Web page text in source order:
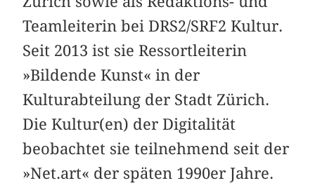
Teamleiterin bei DRS2/SRF2 Kultur.
Seit 2013 ist sie Ressortleiterin
»Bildende Kunst« in der
Kulturabteilung der Stadt Zürich.
Die Kultur(en) der Digitalität
beobachtet sie teilnehmend seit der
»Net.art« der späten 1990er Jahre.